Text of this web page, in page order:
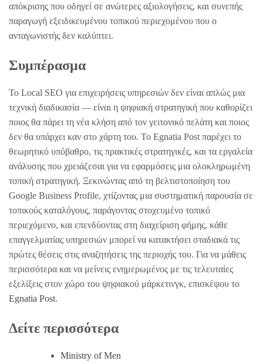
απόκρισης που οδηγεί σε ανώτερες αξιολογήσεις, και συνεπής
παραγωγή εξειδικευμένου τοπικού περιεχομένου που ο
ανταγωνιστής δεν καλύπτει.
Συμπέρασμα
Το Local SEO για επιχειρήσεις υπηρεσιών δεν είναι απλώς μια
τεχνική διαδικασία — είναι η ψηφιακή στρατηγική που καθορίζει
ποιος θα πάρει τη νέα κλήση από τον γειτονικό πελάτη και ποιος
δεν θα υπάρχει καν στο χάρτη του. Το Egnatia Post παρέχει το
θεωρητικό υπόβαθρο, τις πρακτικές στρατηγικές, και τα εργαλεία
ανάλυσης που χρειάζεσαι για να εφαρμόσεις μια ολοκληρωμένη
τοπική στρατηγική. Ξεκινώντας από τη βελτιστοποίηση του
Google Business Profile, χτίζοντας μια συστηματική παρουσία σε
τοπικούς καταλόγους, παράγοντας στοχευμένο τοπικό
περιεχόμενο, και επενδύοντας στη διαχείριση φήμης, κάθε
επαγγελματίας υπηρεσιών μπορεί να κατακτήσει σταδιακά τις
πρώτες θέσεις στις αναζητήσεις της περιοχής του. Για να μάθεις
περισσότερα και να μείνεις ενημερωμένος με τις τελευταίες
εξελίξεις στον χώρο του ψηφιακού μάρκετινγκ, επισκέψου το
Egnatia Post.
Δείτε περισσότερα
Ministry of Men